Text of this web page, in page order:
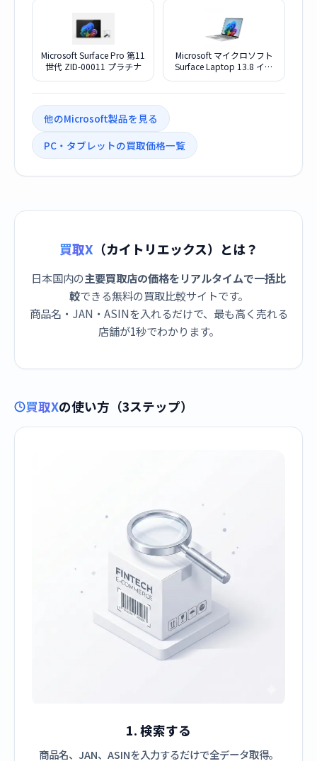
Microsoft Surface Pro 第11
世代 ZID-00011 プラチナ
Microsoft マイクロソフト
Surface Laptop 13.8 イン
他のMicrosoft製品を見る
PC・タブレットの買取価格一覧
買取X （カイトリエックス）とは？
日本国内の主要買取店の価格をリアルタイムで一括比
較できる無料の買取比較サイトです。
商品名・JAN・ASINを入れるだけで、最も高く売れる
店舗が1秒でわかります。
買取Xの使い方（3ステップ）
1. 検索する
商品名、JAN、ASINを入力するだけで全データ取得。